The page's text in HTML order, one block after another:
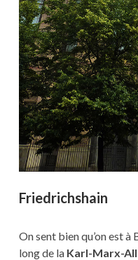
Friedrichshain
On sent bien qu’on est à
long de la Karl-Marx-